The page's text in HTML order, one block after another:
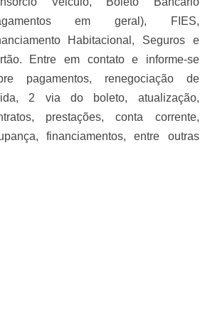
em geral), FIES,
Habitacional, Seguros e
Entre em contato e informe-se
pagamentos, renegociação de
2 via do boleto, atualização,
prestações, conta corrente,
financiamentos, entre outras